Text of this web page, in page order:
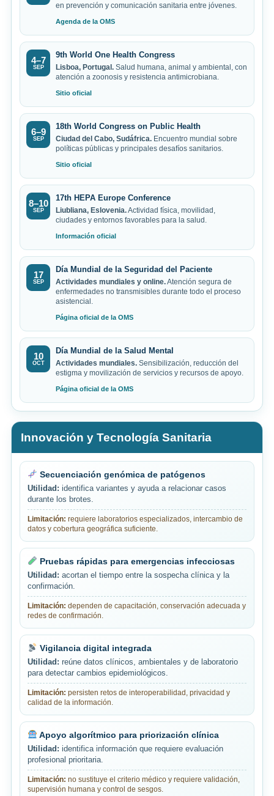
en prevención y comunicación sanitaria entre jóvenes.
Agenda de la OMS
4–7
SEP
9th World One Health Congress
Lisboa, Portugal. Salud humana, animal y ambiental, con
atención a zoonosis y resistencia antimicrobiana.
Sitio oficial
6–9
SEP
18th World Congress on Public Health
Ciudad del Cabo, Sudáfrica. Encuentro mundial sobre
políticas públicas y principales desafíos sanitarios.
Sitio oficial
8–10
SEP
17th HEPA Europe Conference
Liubliana, Eslovenia.Actividad física, movilidad,
ciudades y entornos favorables para la salud.
Información oficial
17
SEP
Día Mundial de la Seguridad del Paciente
Actividades mundiales y online.Atención segura de
enfermedades no transmisibles durante todo el proceso
asistencial.
Página oficial de la OMS
10
OCT
Día Mundial de la Salud Mental
Actividades mundiales. Sensibilización, reducción del
estigma y movilización de servicios y recursos de apoyo.
Página oficial de la OMS
Innovación y Tecnología Sanitaria
Secuenciación genómica de patógenos
Utilidad: identifica variantes y ayuda a relacionar casos
durante los brotes.
Limitación: requiere laboratorios especializados, intercambio de
datos y cobertura geográfica suficiente.
Pruebas rápidas para emergencias infecciosas
Utilidad: acortan el tiempo entre la sospecha clínica y la
confirmación.
Limitación: dependen de capacitación, conservación adecuada y
redes de confirmación.
Vigilancia digital integrada
Utilidad: reúne datos clínicos, ambientales y de laboratorio
para detectar cambios epidemiológicos.
Limitación: persisten retos de interoperabilidad, privacidad y
calidad de la información.
Apoyo algorítmico para priorización clínica
Utilidad: identifica información que requiere evaluación
profesional prioritaria.
Limitación: no sustituye el criterio médico y requiere validación,
supervisión humana y control de sesgos.